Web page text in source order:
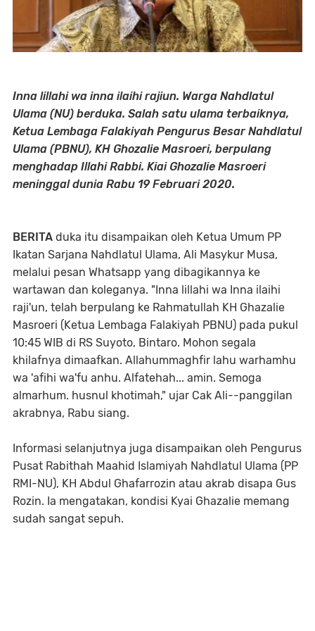
Inna lillahi wa inna ilaihi rajiun. Warga Nahdlatul
Ulama (NU) berduka. Salah satu ulama terbaiknya,
Ketua Lembaga Falakiyah Pengurus Besar Nahdlatul
Ulama (PBNU), KH Ghozalie Masroeri, berpulang
menghadap Illahi Rabbi. Kiai Ghozalie Masroeri
meninggal dunia Rabu 19 Februari 2020.
BERITA duka itu disampaikan oleh Ketua Umum PP
Ikatan Sarjana Nahdlatul Ulama, Ali Masykur Musa,
melalui pesan Whatsapp yang dibagikannya ke
wartawan dan koleganya. "Inna lillahi wa Inna ilaihi
raji'un, telah berpulang ke Rahmatullah KH Ghazalie
Masroeri (Ketua Lembaga Falakiyah PBNU) pada pukul
10:45 WIB di RS Suyoto, Bintaro. Mohon segala
khilafnya dimaafkan. Allahummaghfir lahu warhamhu
wa 'afihi wa'fu anhu. Alfatehah... amin. Semoga
almarhum. husnul khotimah," ujar Cak Ali--panggilan
akrabnya, Rabu siang.
Informasi selanjutnya juga disampaikan oleh Pengurus
Pusat Rabithah Maahid Islamiyah Nahdlatul Ulama (PP
RMI-NU), KH Abdul Ghafarrozin atau akrab disapa Gus
Rozin. Ia mengatakan, kondisi Kyai Ghazalie memang
sudah sangat sepuh.